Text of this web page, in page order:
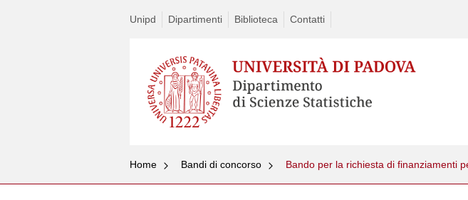
Unipd Dipartimenti Biblioteca Contatti
Home Bandi di concorso